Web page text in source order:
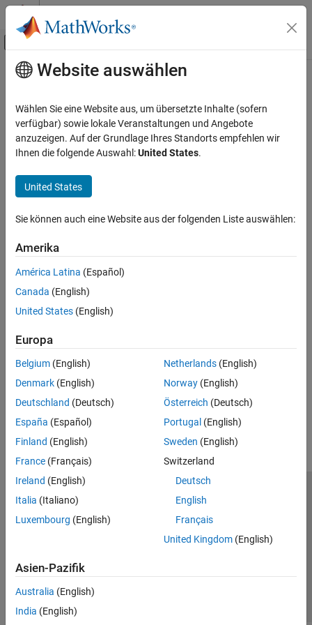
Weiter zum Inhalt
Umschaltung für Off-Canvas-
Startseite der Dokumentation
Simulink PLC Coder
Ladder Diagram Integration
ON THIS PAGE
Version History
See Also
Hauptinhalt
RungTerminal
Rung Terminal
Description
The block is for reference purpose only. Do not use this block for
ladder diagram modeling.
Version History
Introduced in R2019a
See Also
Power Rail Start Power Rail Terminal|Junction
How useful was this information?
Website auswählen
Wählen Sie eine Website aus, um übersetzte Inhalte (sofern
verfügbar) sowie lokale Veranstaltungen und Angebote
anzuzeigen. Auf der Grundlage Ihres Standorts empfehlen wir
Ihnen die folgende Auswahl:United States.
United States
Sie können auch eine Website aus der folgenden Liste auswählen:
Amerika
América Latina (Español)
Canada (English)
United States (English)
Europa
Belgium (English)
Denmark (English)
Deutschland (Deutsch)
España (Español)
Finland (English)
France (Français)
Ireland (English)
Italia (Italiano)
Luxembourg (English)
Netherlands(English)
Norway(English)
Österreich (Deutsch)
Portugal (English)
Sweden (English)
Switzerland
Deutsch
English
Français
United Kingdom(English)
Asien-Pazifik
Australia (English)
India (English)
Trust Center
Datenschutz-Richtlinien
Datendiebstahl verhindern
Status von Anwendungen
© 1994-2026 The MathWorks, Inc.
Website auswählen
Deutschland